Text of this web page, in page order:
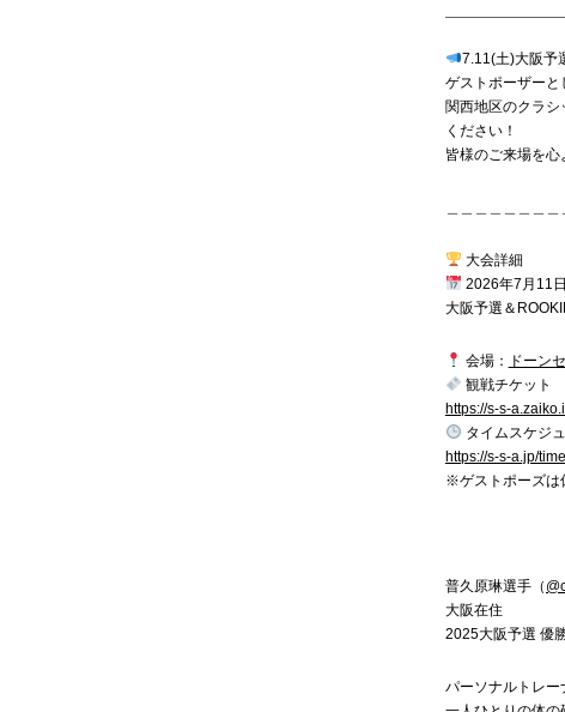
7.11(土)大阪予
ゲストポーザー
関西地区のクラ
ください！
皆様のご来場を心
大会詳細
2026年7月11
大阪予選＆
会場：
ドーン
観戦チケット
https://s-s-
タイムスケジ
https://s-s-a.jp/
※ゲストポーズは
普久原琳選手（
大阪在住
2025大阪予選 優
パーソナルトレー